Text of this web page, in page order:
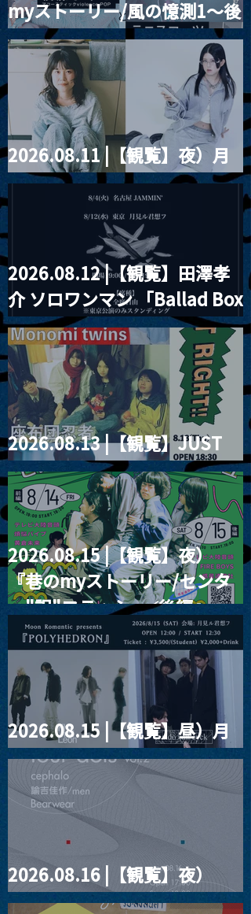
myストーリー/風の憶測1～後
藤まりこアコースティック
violence POPとテニスコー
ツ」
2026.08.11 |【観覧】夜）月
見ル君想フpre. Sugar Shock
2026.08.12 |【観覧】田澤孝
介 ソロワンマン 「Ballad Box
2026」
2026.08.13 |【観覧】JUST
RIGHT!! vol.26
2026.08.15 |【観覧】夜）
『巷のmyストーリー/センタ
ー"訳"フラッシュ⚡️後編』
2026.08.15 |【観覧】昼）月
見ルpre.『POLYHEDRON』
2026.08.16 |【観覧】夜）
four dots vol.2